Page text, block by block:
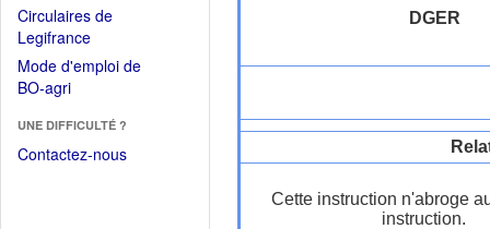
Circulaires de
Legifrance(Ouvrir
dans
une
fenêtre)
Mode d'emploi de
BO-agri(Ouvrir
une
nouvelle
UNE DIFFICULTÉ ?
Contactez-nous
DGER
Cette instruction n'abroge
instruction.